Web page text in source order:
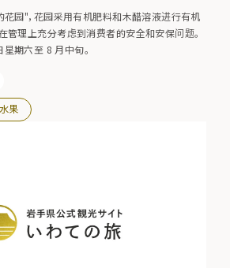
园"，花园采用有机肥料和木醋溶液进行有机
管理上充分考虑到消费者的安全和安保问题。
期六至 8 月中旬。
果